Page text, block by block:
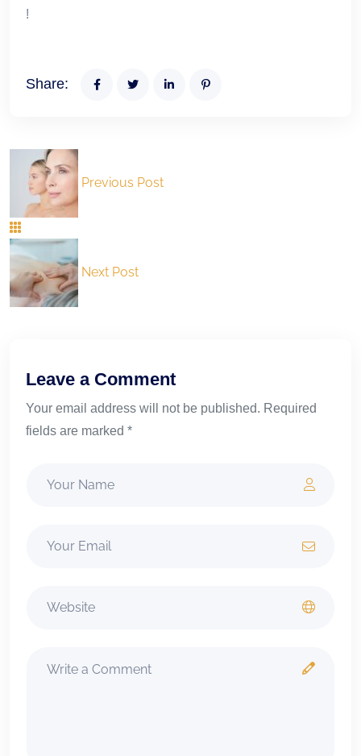
!
Share:
Previous Post
Next Post
Leave a Comment
Your email address will not be published. Required
fields are marked *